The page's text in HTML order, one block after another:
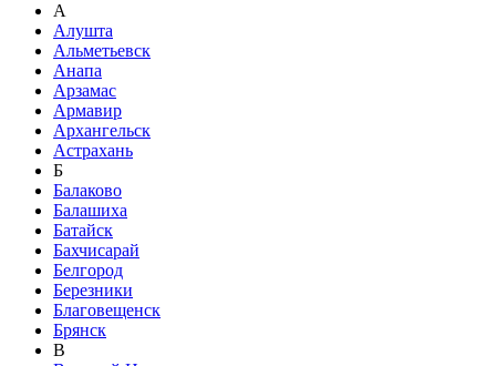
А
Алушта
Альметьевск
Анапа
Арзамас
Армавир
Архангельск
Астрахань
Б
Балаково
Балашиха
Батайск
Бахчисарай
Белгород
Березники
Благовещенск
Брянск
В